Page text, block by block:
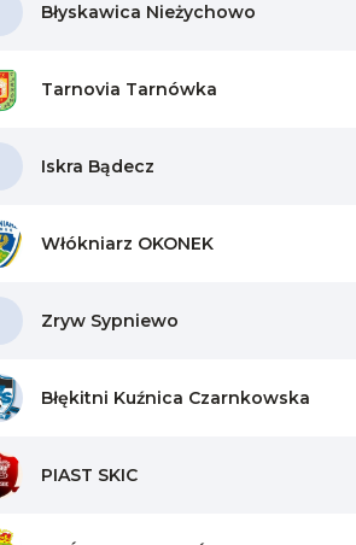
Błyskawica Nieżychowo
Tarnovia Tarnówka
Iskra Bądecz
Włókniarz OKONEK
Zryw Sypniewo
Błękitni Kuźnica Czarnkowska
PIAST SKIC